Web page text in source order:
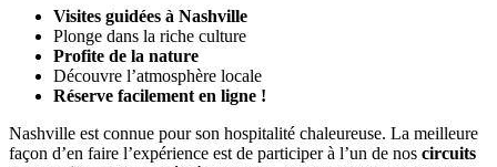
Visites guidées à Nashville
Plonge dans la riche culture
Profite de la nature
Découvre l’atmosphère locale
Réserve facilement en ligne !
Nashville est connue pour son hospitalité chaleureuse. La meilleure
façon d’en faire l’expérience est de participer à l’un de nos circuits